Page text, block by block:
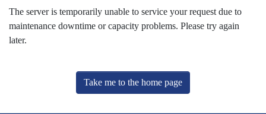
The server is temporarily unable to service your request due to
maintenance downtime or capacity problems. Please try again
later.
Take me to the home page